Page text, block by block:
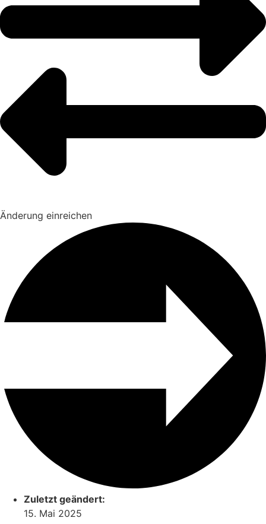
Änderung einreichen
Zuletzt geändert:
15. Mai 2025